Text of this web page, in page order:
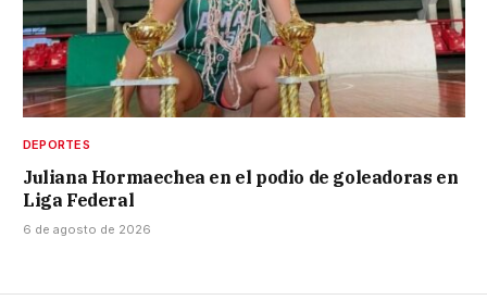
DEPORTES
Juliana Hormaechea en el podio de goleadoras en
Liga Federal
6 de agosto de 2026